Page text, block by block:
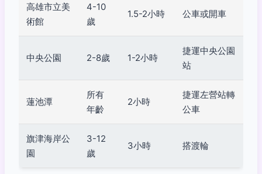
高雄市立美
術館
4-10
歲
1.5-2小時 公車或開車
中央公園 2-8歲 1-2小時
捷運中央公園
站
蓮池潭
所有
年齡
2小時
捷運左營站轉
公車
旗津海岸公
園
3-12
歲
3小時 搭渡輪